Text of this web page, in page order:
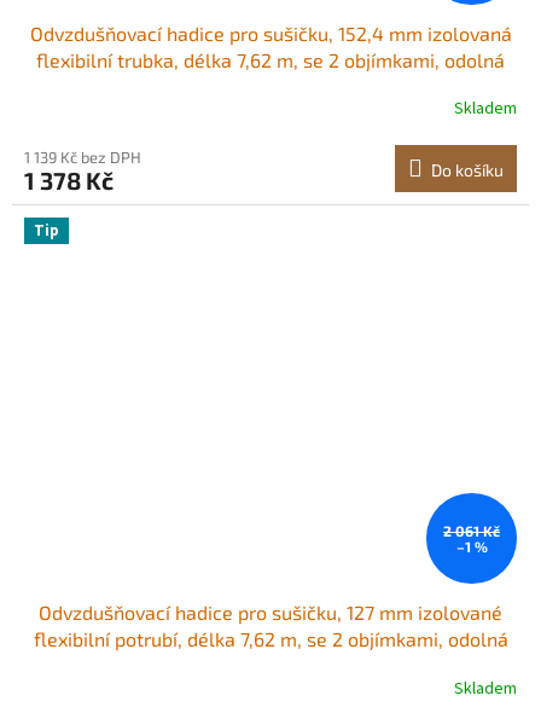
Odvzdušňovací hadice pro sušičku, 152,4 mm izolovaná
flexibilní trubka, délka 7,62 m, se 2 objímkami, odolná
Skladem
1 139 Kč bez DPH
1 378 Kč Do košíku
Tip
2 061 Kč
–1 %
Odvzdušňovací hadice pro sušičku, 127 mm izolované
flexibilní potrubí, délka 7,62 m, se 2 objímkami, odolná
Skladem